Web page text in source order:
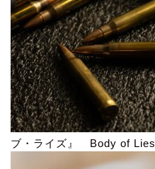
ブ・ライズ』 Body of Lies